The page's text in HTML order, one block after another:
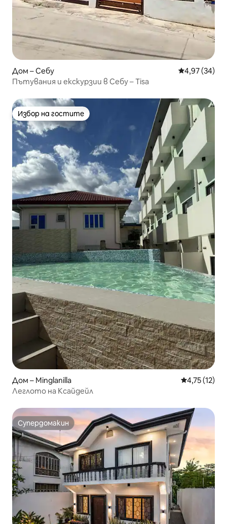
Дом – Себу Средна
4,97 (34)
Пътувания и екскурзии в Себу – Tisa
Избор на гостите
Избор на гостите
Дом – Minglanilla Средна
4,75 (12)
Леглото на Ксайдейл
Супердомакин
Супердомакин